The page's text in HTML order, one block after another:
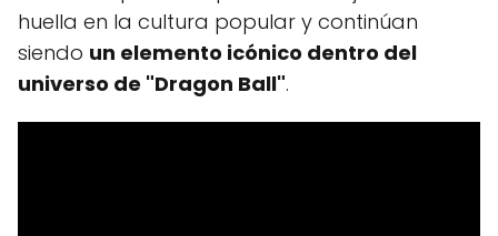
huella en la cultura popular y continúan
siendo un elemento icónico dentro del
universo de "Dragon Ball".